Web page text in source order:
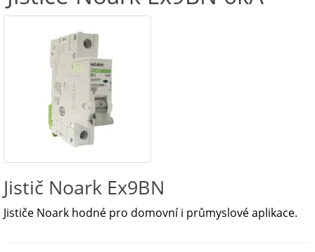
Jistič Noark Ex9BN
Jističe Noark hodné pro domovní i průmyslové aplikace.